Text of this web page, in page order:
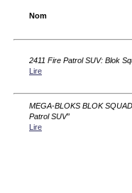
Nom
2411 Fire Patrol SUV: Blok
Lire
MEGA-BLOKS BLOK
Patrol SUV”
Lire